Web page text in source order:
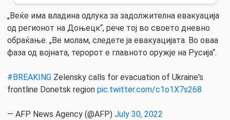
„Веќе има владина одлука за задолжителна евакуација
од регионот на Доњецк“, рече тој во своето дневно
обраќање. „Ве молам, следете ја евакуацијата. Во оваа
фаза од војната, теророт е главното оружје на Русија“.
#BREAKING Zelensky calls for evacuation of Ukraine's
frontline Donetsk region pic.twitter.com/c1o1X7s268
— AFP News Agency (@AFP) July 30, 2022